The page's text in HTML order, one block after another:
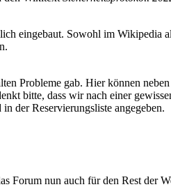
eingebaut. Sowohl im Wikipedia
Probleme gab. Hier können
bitte, dass wir nach einer
der Reservierungsliste angegeben.
Forum nun auch für den Rest der